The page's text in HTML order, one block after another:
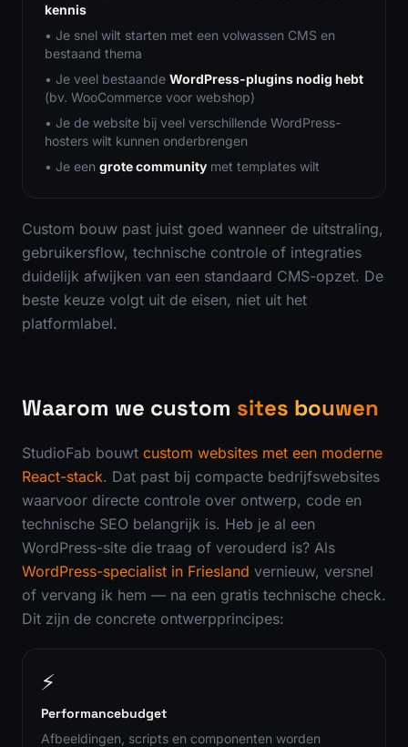
kennis
• Je snel wilt starten met een volwassen CMS en
bestaand thema
• Je veel bestaande WordPress-plugins nodig hebt
(bv. WooCommerce voor webshop)
• Je de website bij veel verschillende WordPress-
hosters wilt kunnen onderbrengen
• Je een grote community met templates wilt
Custom bouw past juist goed wanneer de uitstraling,
gebruikersflow, technische controle of integraties
duidelijk afwijken van een standaard CMS-opzet. De
beste keuze volgt uit de eisen, niet uit het
platformlabel.
Waarom we custom sites bouwen
StudioFab bouwt custom websites met een moderne
React-stack. Dat past bij compacte bedrijfswebsites
waarvoor directe controle over ontwerp, code en
technische SEO belangrijk is. Heb je al een
WordPress-site die traag of verouderd is? Als
WordPress-specialist in Friesland vernieuw, versnel
of vervang ik hem — na een gratis technische check.
Dit zijn de concrete ontwerpprincipes:
⚡
Performancebudget
Afbeeldingen, scripts en componenten worden